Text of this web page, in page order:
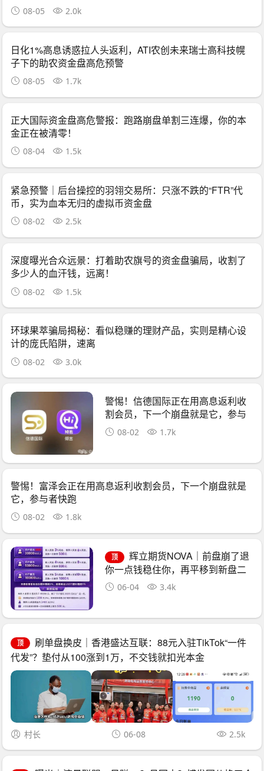
08-05 2.0k
日化1%高息诱惑拉人头返利，ATI农创未来瑞士高科技幌
子下的助农资金盘高危预警
08-05 1.7k
正大国际资金盘高危警报：跑路崩盘单割三连爆，你的本
金正在被清零！
08-04 1.5k
紧急预警｜后台操控的羽翎交易所：只涨不跌的“FTR”代
币，实为血本无归的虚拟币资金盘
08-02 2.5k
深度曝光合众远景：打着助农旗号的资金盘骗局，收割了
多少人的血汗钱，远离！
08-02 1.5k
环球果萃骗局揭秘：看似稳赚的理财产品，实则是精心设
计的庞氏陷阱，速离
08-02 3.0k
警惕！信德国际正在用高息返利收
割会员，下一个崩盘就是它，参与
者快跑
08-02 1.7k
警惕！富泽会正在用高息返利收割会员，下一个崩盘就是
它，参与者快跑
08-02 1.8k
顶
辉立期货NOVA｜前盘崩了退
你一点钱稳住你，再平移到新盘二
次收割——诈骗团伙的“平移换壳流
水线”已跑了三次
06-04 3.4k
顶
刷单盘换皮｜香港盛达互联：88元入驻TikTok“一件
代发”？垫付从100涨到1万，不交钱就扣光本金
村长 06-08 2.5k